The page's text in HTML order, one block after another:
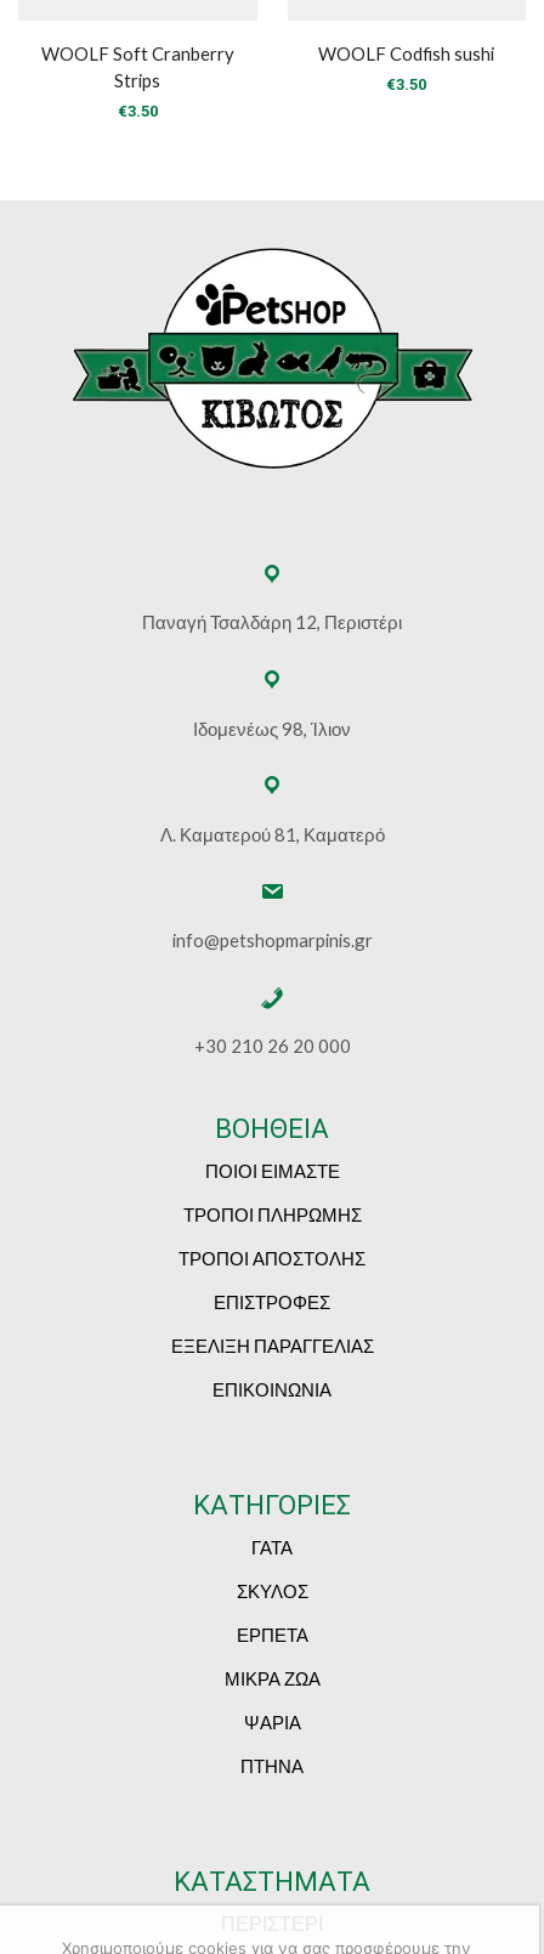
WOOLF Soft Cranberry
Strips
€3.50
WOOLF Codfish sushi
€3.50
Παναγή Τσαλδάρη 12, Περιστέρι
Ιδομενέως 98, Ίλιον
Λ. Καματερού 81, Καματερό
info@petshopmarpinis.gr
+30 210 26 20 000
ΒΟΗΘΕΙΑ
ΠΟΙΟΙ ΕΙΜΑΣΤΕ
ΤΡΟΠΟΙ ΠΛΗΡΩΜΗΣ
ΤΡΟΠΟΙ ΑΠΟΣΤΟΛΗΣ
ΕΠΙΣΤΡΟΦΕΣ
ΕΞΕΛΙΞΗ ΠΑΡΑΓΓΕΛΙΑΣ
ΕΠΙΚΟΙΝΩΝΙΑ
ΚΑΤΗΓΟΡΙΕΣ
ΓΑΤΑ
ΣΚΥΛΟΣ
ΕΡΠΕΤΑ
ΜΙΚΡΑ ΖΩΑ
ΨΑΡΙΑ
ΠΤΗΝΑ
ΚΑΤΑΣΤΗΜΑΤΑ
Χρησιμοποιούμε cookies για να σας προσφέρουμε την